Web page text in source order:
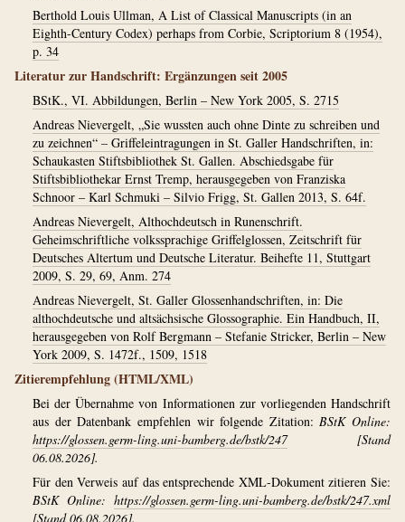
Berthold Louis Ullman, A List of Classical Manuscripts (in an
Eighth-Century Codex) perhaps from Corbie, Scriptorium 8 (1954),
p. 34
Literatur zur Handschrift: Ergänzungen seit 2005
BStK., VI. Abbildungen, Berlin – New York 2005, S. 2715
Andreas Nievergelt, „Sie wussten auch ohne Dinte zu schreiben und
zu zeichnen“ – Griffeleintragungen in St. Galler Handschriften, in:
Schaukasten Stiftsbibliothek St. Gallen. Abschiedsgabe für
Stiftsbibliothekar Ernst Tremp, herausgegeben von Franziska
Schnoor – Karl Schmuki – Silvio Frigg, St. Gallen 2013, S. 64f.
Andreas Nievergelt, Althochdeutsch in Runenschrift.
Geheimschriftliche volkssprachige Griffelglossen, Zeitschrift für
Deutsches Altertum und Deutsche Literatur. Beihefte 11, Stuttgart
2009, S. 29, 69, Anm. 274
Andreas Nievergelt, St. Galler Glossenhandschriften, in: Die
althochdeutsche und altsächsische Glossographie. Ein Handbuch, II,
herausgegeben von Rolf Bergmann – Stefanie Stricker, Berlin – New
York 2009, S. 1472f., 1509, 1518
Zitierempfehlung (HTML/XML)
Bei der Übernahme von Informationen zur vorliegenden Handschrift
aus der Datenbank empfehlen wir folgende Zitation:BStK Online:
https://glossen.germ-ling.uni-bamberg.de/bstk/247[Stand
06.08.2026].
Für den Verweis auf das entsprechende XML-Dokument zitieren Sie:
BStK Online: https://glossen.germ-ling.uni-bamberg.de/bstk/247.xml
[Stand 06.08.2026].